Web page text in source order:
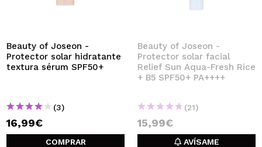
Beauty of Joseon -
Protector solar hidratante
textura sérum SPF50+
(3)
16,99€
COMPRAR
Beauty of Joseon -
Protector solar facial
Relief Sun Aqua-Fresh Rice
+ B5 SPF50+ PA++++
(21)
15,99€
AVÍSAME